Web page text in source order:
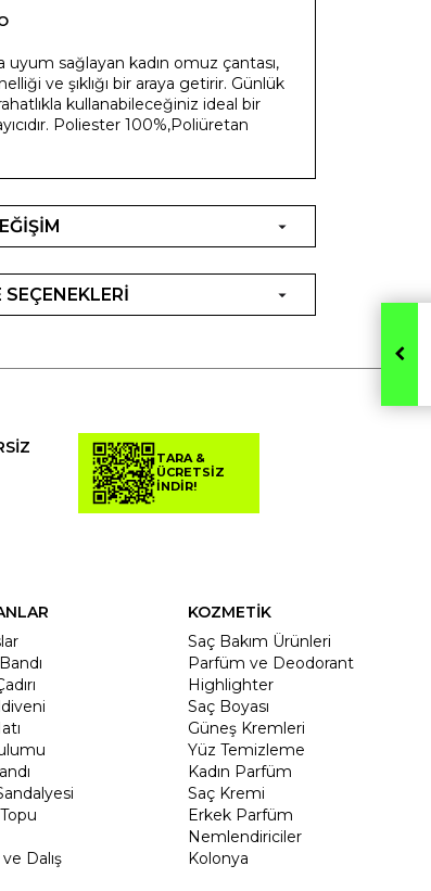
uyum sağlayan kadın omuz çantası,
ve şıklığı bir araya getirir. Günlük
kullanabileceğiniz ideal bir
Poliester 100%,Poliüretan
SEÇENEKLERİ
TARA &
ÜCRETSİZ
İNDİR!
Dalış
KOZMETİK
Saç Bakım Ürünleri
Parfüm ve Deodorant
Highlighter
Saç Boyası
Güneş Kremleri
Yüz Temizleme
Kadın Parfüm
Saç Kremi
Erkek Parfüm
Nemlendiriciler
Kolonya